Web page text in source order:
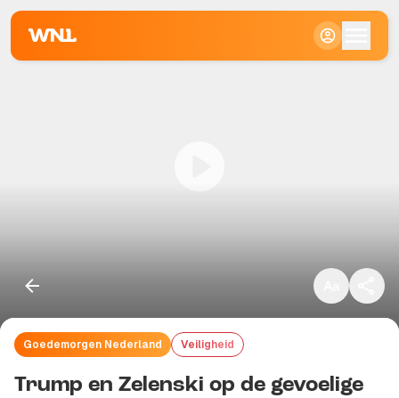
Goedemorgen Nederland Veiligheid
Trump en Zelenski op de gevoelige